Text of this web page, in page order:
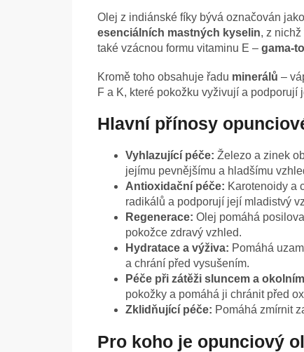
Olej z indiánské fíky bývá označován
esenciálních mastných kyselin, z
také vzácnou formu vitaminu E – gama-
Kromě toho obsahuje řadu minerálů –
F a K, které pokožku vyživují a podporují
Hlavní přínosy
Vyhlazující péče: Železo a zinek
jejímu pevnějšímu a hladšímu
Antioxidační péče: Karotenoidy a
radikálů a podporují její mladistvý
Regenerace: Olej pomáhá
pokožce zdravý vzhled.
Hydratace a výživa: Pomáhá
a chrání před vysušením.
Péče při zátěži sluncem a
pokožky a pomáhá ji chránit před
Zklidňující péče: Pomáhá zmírnit
Pro koho je opunciový